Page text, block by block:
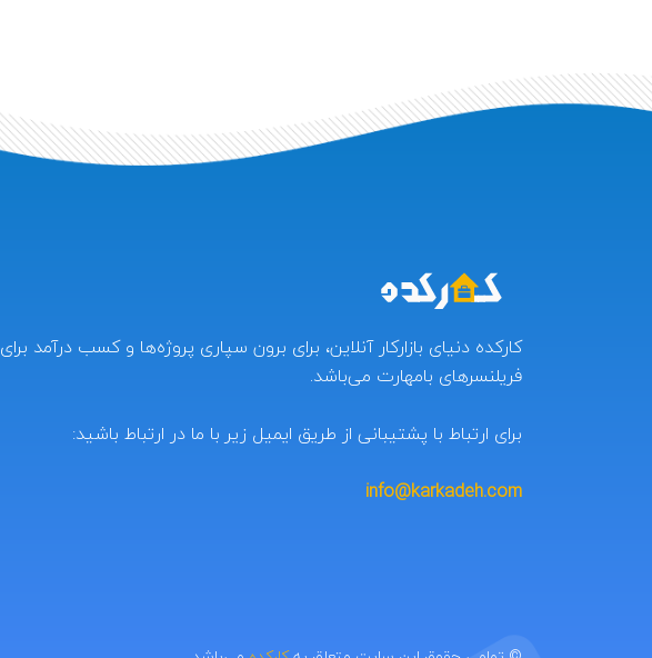
کارکده دنیای بازارکار آنلاین، برای برون سپاری پروژه‌ها و کسب درآمد برای
فریلنسرهای بامهارت می‌باشد.
برای ارتباط با پشتیبانی از طریق ایمیل زیر با ما در ارتباط باشید:
info@karkadeh.com